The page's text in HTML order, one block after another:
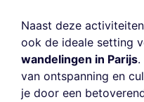
Naast deze
ook de ideale setting
wandelingen in Parijs.
van ontspanning en
je door een